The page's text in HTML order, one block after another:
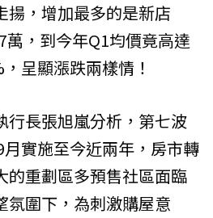
揚，增加最多的是新店
萬，到今年Q1均價竟高達
呈顯漲跌兩樣情！
行長張旭嵐分析，第七波
實施至今近兩年，房市轉
的重劃區多預售社區面臨
氛圍下，為刺激購屋意